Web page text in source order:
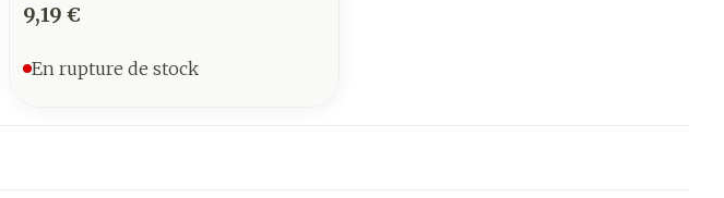
9,19 €
En rupture de stock